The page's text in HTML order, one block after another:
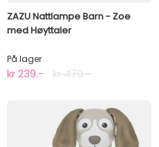
ZAZU Nattlampe Barn - Zoe
med Høyttaler
På lager
kr 239.- kr 479.-